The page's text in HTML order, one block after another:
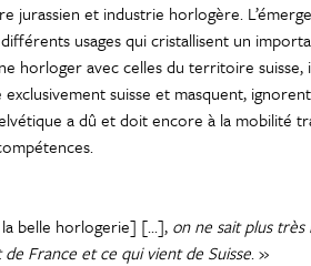
jurassien et industrie horlogère.
usages qui cristallisent un
horloger avec celles du territoire suisse,
suisse et masquent,
a dû et doit encore à la mobilité
belle horlogerie] [...], on ne sait plus très
France et ce qui vient de Suisse. »